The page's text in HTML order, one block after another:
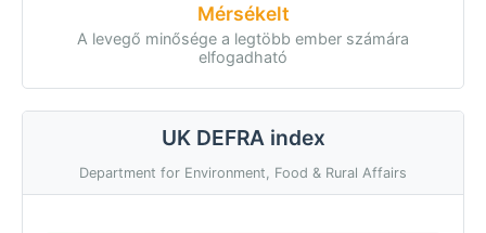
Mérsékelt
A levegő minősége a legtöbb ember számára
elfogadható
UK DEFRA index
Department for Environment, Food & Rural Affairs